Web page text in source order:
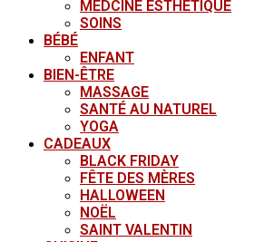
MEDCINE ESTHETIQUE
SOINS
BÉBÉ
ENFANT
BIEN-ÊTRE
MASSAGE
SANTÉ AU NATUREL
YOGA
CADEAUX
BLACK FRIDAY
FÊTE DES MÈRES
HALLOWEEN
NOËL
SAINT VALENTIN